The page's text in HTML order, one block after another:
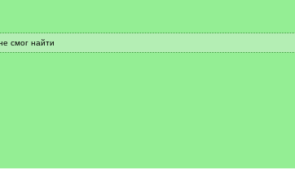
смог найти